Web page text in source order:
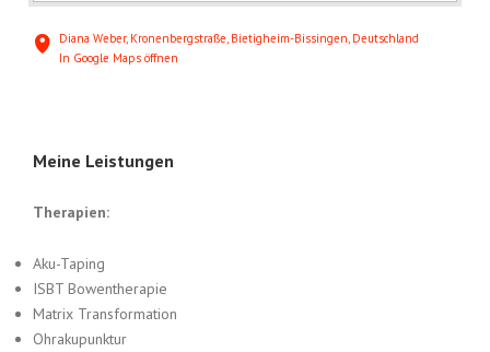
Diana Weber, Kronenbergstraße, Bietigheim-Bissingen, Deutschland
In Google Maps öffnen
Meine Leistungen
Therapien:
Aku-Taping
ISBT Bowentherapie
Matrix Transformation
Ohrakupunktur